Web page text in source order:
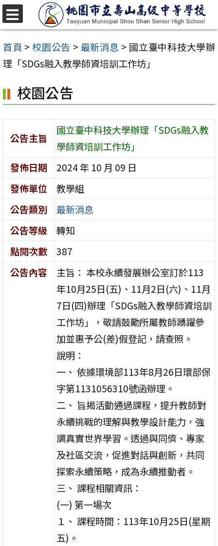
跳
至
主
要
容
區
首頁 > 校園公告 > 最新消息 > 國立臺中科技大學辦
理「SDGs融入教學師資培訓工作坊」
校園公告
公告主旨
國立臺中科技大學辦理「SDGs融入教
學師資培訓工作坊」
發佈日期
2024 年 10 月 09 日
發佈單位
教學組
公告類別
最新消息
公告等級
轉知
點閱次數
387
公告內容
主旨： 本校永續發展辦公室訂於113
年10月25日(五)、11月2日(六)、11月
7日(四)辦理「SDGs融入教學師資培訓
工作坊」，敬請鼓勵所屬教師踴躍參
加並惠予公(差)假登記，請查照。
說明：
一、 依據環境部113年8月26日環部保
字第1131056310號函辦理。
二、 旨揭活動通過課程，提升教師對
永續挑戰的理解與教學設計能力，強
調真實世界學習。透過與同儕、專家
及社區交流，促進對話與創新，共同
探索永續策略，成為永續推動者。
三、 課程相關資訊：
(一) 第一場次
１、 課程時間：113年10月25日(星期
五)。
選
單